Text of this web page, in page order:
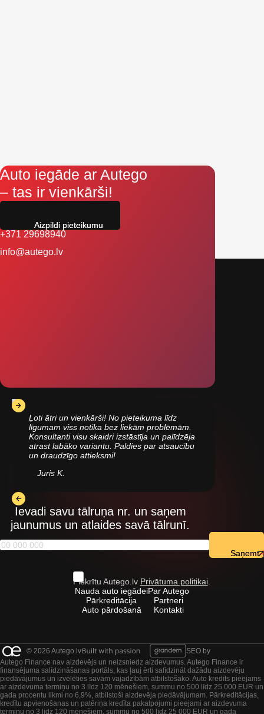
Auto iegāde ar Autego
– tas ir vienkārši!
+371 29698940
info@autego.lv
Ļoti ātri un vienkārši! No pieteikuma līdz
līgumam viss notika bez liekām problēmām.
Konsultanti visu skaidri izstāstīja un palīdzēja
atrast labāko variantu. Paldies par atsaucību
un draudzīgo attieksmi!
Juris K.
Ievadi savu tālruņa nr. un saņem
jaunumus un atlaides savā tālrunī.
Piekrītu Autego.lv Privātuma politikai.
Nauda auto iegādei
Pārkreditācija
Auto pārdošanā
Par Autego
Partneri
Kontakti
© 2026 Autego.lv
SEO by
Autego Finance nav aizdevējs un neizsniedz aizdevumus. Autego Finance ir
finansējuma salīdzināšanas portāls, kas ļauj ērti salīdzināt dažādu aizdevēju
piedāvājumus un izvēlēties savām vajadzībām atbilstošāko. Auto kredīts pieejams
ar aizdevuma termiņu no 3 līdz 120 mēnešiem, summu no 500 līdz 25 000 EUR un
gada procentu likmi no 6,9%, atbilstoši aizdevēja piedāvājumam. Pārkreditācijas,
kredītu apvienošanas un patēriņa kredīta pakalpojumi pieejami ar aizdevuma
termiņu no 3 līdz 120 mēnešiem, summu no 500 līdz 25 000 EUR un gada